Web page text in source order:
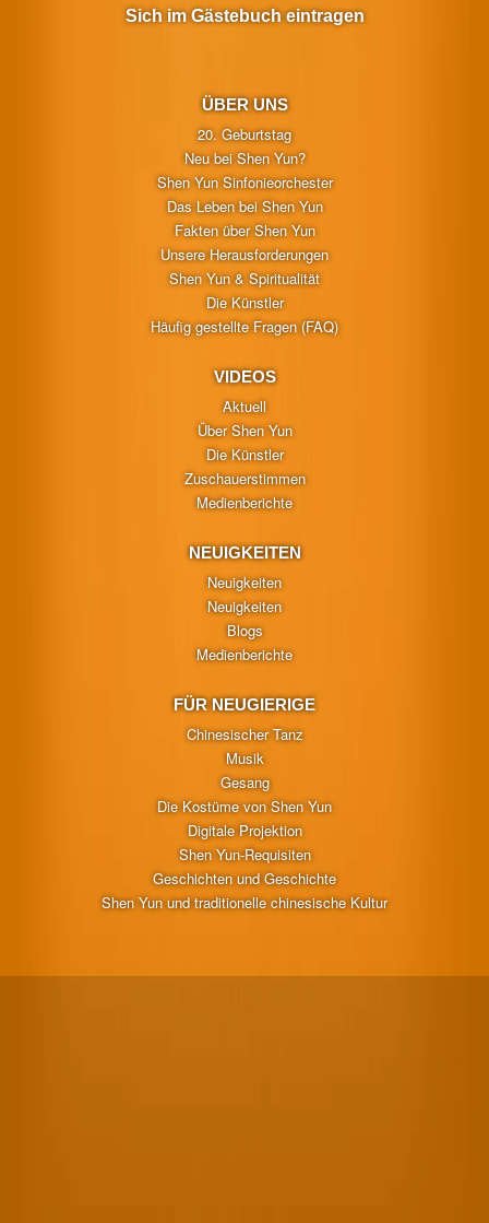
ÜBER UNS
20. Geburtstag
Neu bei Shen Yun?
Shen Yun Sinfonieorchester
Das Leben bei Shen Yun
Fakten über Shen Yun
Unsere Herausforderungen
Shen Yun & Spiritualität
Die Künstler
Häufig gestellte Fragen (FAQ)
VIDEOS
Aktuell
Über Shen Yun
Die Künstler
Zuschauerstimmen
Medienberichte
NEUIGKEITEN
Neuigkeiten
Neuigkeiten
Blogs
Medienberichte
FÜR NEUGIERIGE
Chinesischer Tanz
Musik
Gesang
Die Kostüme von Shen Yun
Digitale Projektion
Shen Yun-Requisiten
Geschichten und Geschichte
Shen Yun und traditionelle chinesische Kultur
Sich im Gästebuch eintragen